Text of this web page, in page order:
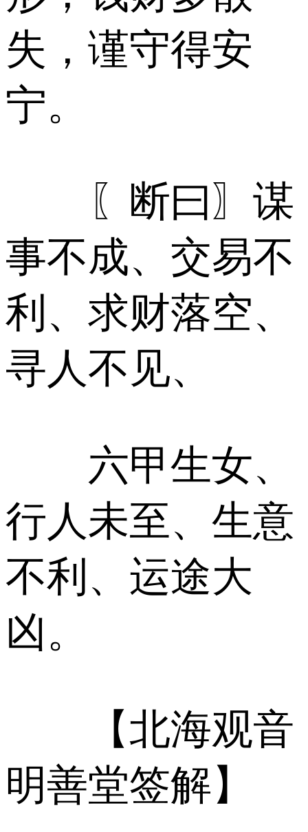
失，谨守得安
宁。
〖断曰〗谋
事不成、交易不
利、求财落空、
寻人不见、
六甲生女、
行人未至、生意
不利、运途大
凶。
【北海观音
明善堂签解】